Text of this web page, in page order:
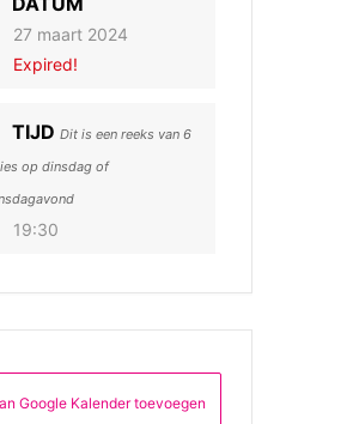
27 maart 2024
Expired!
TIJD Dit is een reeks van 6
op dinsdag of
19:30
Google Kalender toevoegen